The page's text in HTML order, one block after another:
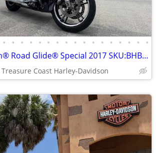
• • • • • • • • • • • • • • • • •
Harley-Davidson® Road Glide® Special 2017 SKU:BHB627296
Treasure Coast Harley-Davidson